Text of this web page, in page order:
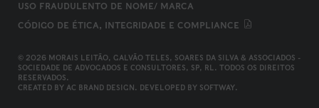
USO FRAUDULENTO DE NOME/ MARCA
CÓDIGO DE ÉTICA, INTEGRIDADE E COMPLIANCE
© 2026 MORAIS LEITÃO, GALVÃO TELES, SOARES DA SILVA & ASSOCIADOS -
SOCIEDADE DE ADVOGADOS E CONSULTORES, SP, RL. TODOS OS DIREITOS
RESERVADOS.
CREATED BY AC BRAND DESIGN. DEVELOPED BY SOFTWAY.